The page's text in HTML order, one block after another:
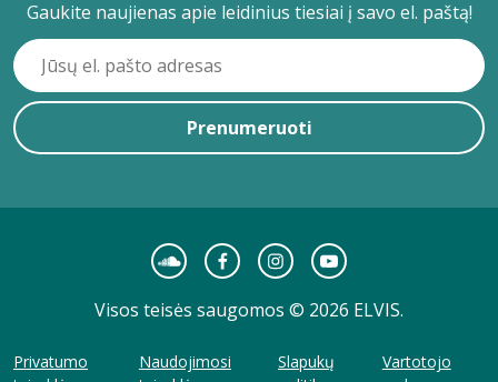
Gaukite naujienas apie leidinius tiesiai į savo el. paštą!
Prenumeruoti
Visos teisės saugomos © 2026 ELVIS.
Privatumo
Naudojimosi
Slapukų
Vartotojo